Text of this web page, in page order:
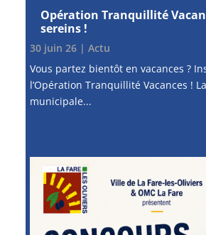
Opération Tranquillité
sereins !
30 juin 26| Actu
Vous partez bientôt en vacances ?
l’Opération Tranquillité Vacances !
municipale...